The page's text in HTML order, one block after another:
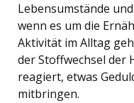
Lebensumstände
wenn es um die
Aktivität im Alltag
der Stoffwechsel der
reagiert, etwas
mitbringen.